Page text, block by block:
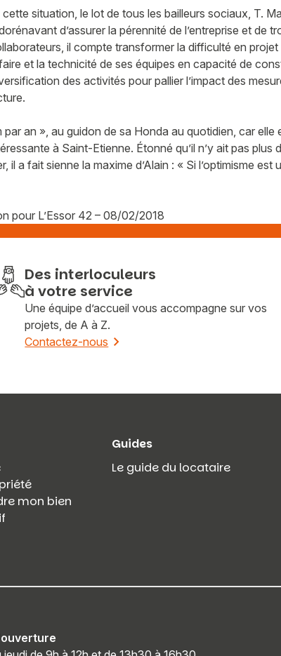
cette situation, le lot de tous les bailleurs sociaux, T.
d’assurer la pérennité de l’entreprise et de
il compte transformer la difficulté en projet
et la technicité de ses équipes en capacité de
des activités pour pallier l’impact des
an », au guidon de sa Honda au quotidien, car elle
à Saint-Etienne. Étonné qu’il n’y ait pas plus
il a fait sienne la maxime d’Alain : « Si l’optimisme est
pour L’Essor 42 – 08/02/2018
Des interloculeurs
à votre service
Une équipe d’accueil vous accompagne sur vos
projets, de A à Z.
Contactez-nous
mon bien
Guides
Le guide du locataire